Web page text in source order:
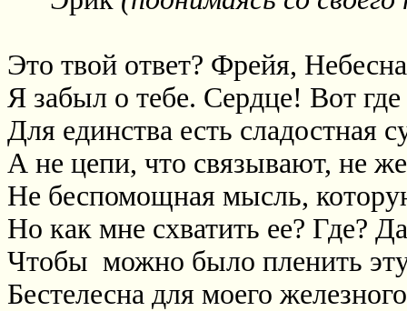
Это твой ответ? Фрейя,
Я забыл о тебе. Сердце! Вот где
Для единства есть сладостная
А не цепи, что связывают, не
Не беспомощная мысль,
Но как мне схватить ее? Где?
Чтобы можно было пленить
Бестелесна для моего